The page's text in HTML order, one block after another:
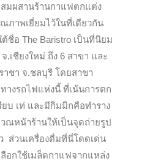
มผสานร้านกาแฟตกแต่ง
ภาพเยี่ยมไว้ในที่เดียวกัน
ชื่อ The Baristro เป็นที่นิยม
.เชียงใหม่ ถึง 6 สาขา และ
าชา จ.ชลบุรี โดยสาขา
างรถไฟแห่งนี้ ที่เน้นการตก
บ เท่ และมีกิมมิกคือทำราง
วณหน้าร้านให้เป็นจุดถ่ายรูป
ส่วนเครื่องดื่มที่นี่โดดเด่น
ลือกใช้เมล็ดกาแฟจากแหล่ง